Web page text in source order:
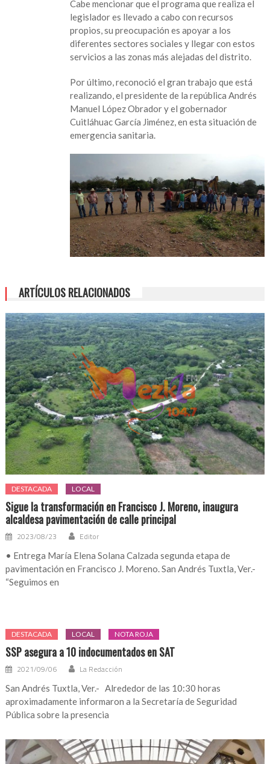
Cabe mencionar que el programa que realiza el
legislador es llevado a cabo con recursos
propios, su preocupación es apoyar a los
diferentes sectores sociales y llegar con estos
servicios a las zonas más alejadas del distrito.
Por último, reconoció el gran trabajo que está
realizando, el presidente de la república Andrés
Manuel López Obrador y el gobernador
Cuitláhuac García Jiménez, en esta situación de
emergencia sanitaria.
ARTÍCULOS RELACIONADOS
DESTACADA LOCAL
Sigue la transformación en Francisco J. Moreno, inaugura
alcaldesa pavimentación de calle principal
2023/08/23 Editor
• Entrega María Elena Solana Calzada segunda etapa de
pavimentación en Francisco J. Moreno. San Andrés Tuxtla, Ver.-
“Seguimos en
DESTACADA LOCAL NOTA ROJA
SSP asegura a 10 indocumentados en SAT
2021/09/06 La Redacción
San Andrés Tuxtla, Ver.- Alrededor de las 10:30 horas
aproximadamente informaron a la Secretaría de Seguridad
Pública sobre la presencia